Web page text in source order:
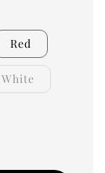
Red
White